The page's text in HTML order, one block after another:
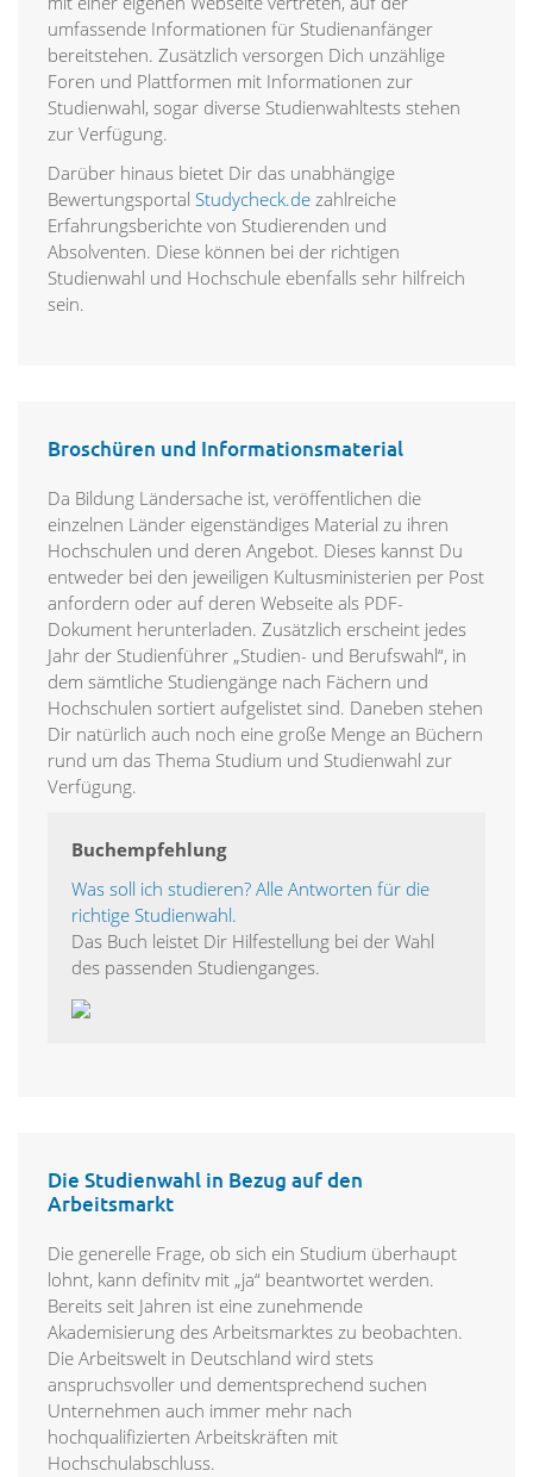
umfassende Informationen für Studienanfänger
bereitstehen. Zusätzlich versorgen Dich unzählige
Foren und Plattformen mit Informationen zur
Studienwahl, sogar diverse Studienwahltests stehen
zur Verfügung.
Darüber hinaus bietet Dir das unabhängige
Bewertungsportal Studycheck.de zahlreiche
Erfahrungsberichte von Studierenden und
Absolventen. Diese können bei der richtigen
Studienwahl und Hochschule ebenfalls sehr hilfreich
sein.
Broschüren und Informationsmaterial
Da Bildung Ländersache ist, veröffentlichen die
einzelnen Länder eigenständiges Material zu ihren
Hochschulen und deren Angebot. Dieses kannst Du
entweder bei den jeweiligen Kultusministerien per Post
anfordern oder auf deren Webseite als PDF-
Dokument herunterladen. Zusätzlich erscheint jedes
Jahr der Studienführer „Studien- und Berufswahl“, in
dem sämtliche Studiengänge nach Fächern und
Hochschulen sortiert aufgelistet sind. Daneben stehen
Dir natürlich auch noch eine große Menge an Büchern
rund um das Thema Studium und Studienwahl zur
Verfügung.
Buchempfehlung
Was soll ich studieren? Alle Antworten für die
richtige Studienwahl.
Das Buch leistet Dir Hilfestellung bei der Wahl
des passenden Studienganges.
Die Studienwahl in Bezug auf den
Arbeitsmarkt
Die generelle Frage, ob sich ein Studium überhaupt
lohnt, kann definitv mit „ja“ beantwortet werden.
Bereits seit Jahren ist eine zunehmende
Akademisierung des Arbeitsmarktes zu beobachten.
Die Arbeitswelt in Deutschland wird stets
anspruchsvoller und dementsprechend suchen
Unternehmen auch immer mehr nach
hochqualifizierten Arbeitskräften mit
Hochschulabschluss.